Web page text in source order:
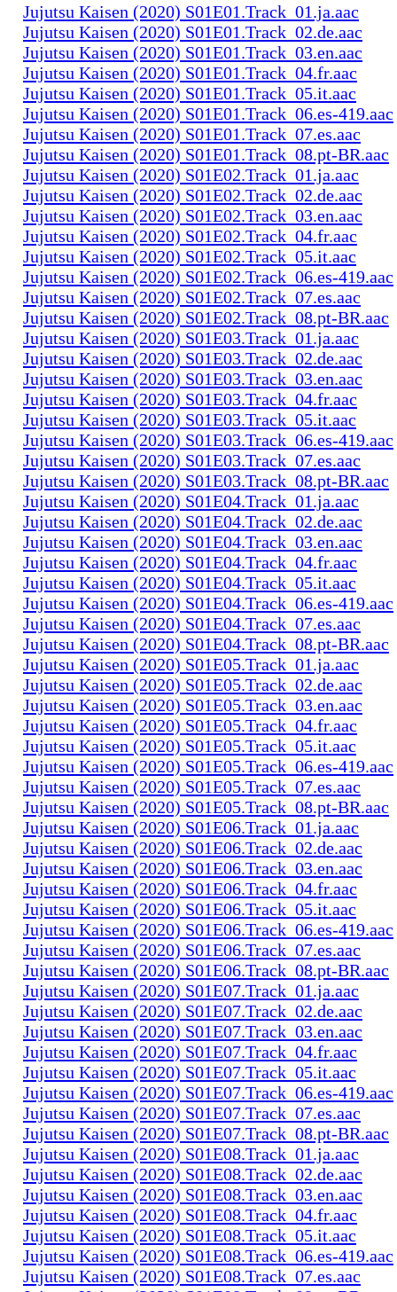
Jujutsu Kaisen (2020) S01E01.Track_01.ja.aac
Jujutsu Kaisen (2020) S01E01.Track_02.de.aac
Jujutsu Kaisen (2020) S01E01.Track_03.en.aac
Jujutsu Kaisen (2020) S01E01.Track_04.fr.aac
Jujutsu Kaisen (2020) S01E01.Track_05.it.aac
Jujutsu Kaisen (2020) S01E01.Track_06.es-419.aac
Jujutsu Kaisen (2020) S01E01.Track_07.es.aac
Jujutsu Kaisen (2020) S01E01.Track_08.pt-BR.aac
Jujutsu Kaisen (2020) S01E02.Track_01.ja.aac
Jujutsu Kaisen (2020) S01E02.Track_02.de.aac
Jujutsu Kaisen (2020) S01E02.Track_03.en.aac
Jujutsu Kaisen (2020) S01E02.Track_04.fr.aac
Jujutsu Kaisen (2020) S01E02.Track_05.it.aac
Jujutsu Kaisen (2020) S01E02.Track_06.es-419.aac
Jujutsu Kaisen (2020) S01E02.Track_07.es.aac
Jujutsu Kaisen (2020) S01E02.Track_08.pt-BR.aac
Jujutsu Kaisen (2020) S01E03.Track_01.ja.aac
Jujutsu Kaisen (2020) S01E03.Track_02.de.aac
Jujutsu Kaisen (2020) S01E03.Track_03.en.aac
Jujutsu Kaisen (2020) S01E03.Track_04.fr.aac
Jujutsu Kaisen (2020) S01E03.Track_05.it.aac
Jujutsu Kaisen (2020) S01E03.Track_06.es-419.aac
Jujutsu Kaisen (2020) S01E03.Track_07.es.aac
Jujutsu Kaisen (2020) S01E03.Track_08.pt-BR.aac
Jujutsu Kaisen (2020) S01E04.Track_01.ja.aac
Jujutsu Kaisen (2020) S01E04.Track_02.de.aac
Jujutsu Kaisen (2020) S01E04.Track_03.en.aac
Jujutsu Kaisen (2020) S01E04.Track_04.fr.aac
Jujutsu Kaisen (2020) S01E04.Track_05.it.aac
Jujutsu Kaisen (2020) S01E04.Track_06.es-419.aac
Jujutsu Kaisen (2020) S01E04.Track_07.es.aac
Jujutsu Kaisen (2020) S01E04.Track_08.pt-BR.aac
Jujutsu Kaisen (2020) S01E05.Track_01.ja.aac
Jujutsu Kaisen (2020) S01E05.Track_02.de.aac
Jujutsu Kaisen (2020) S01E05.Track_03.en.aac
Jujutsu Kaisen (2020) S01E05.Track_04.fr.aac
Jujutsu Kaisen (2020) S01E05.Track_05.it.aac
Jujutsu Kaisen (2020) S01E05.Track_06.es-419.aac
Jujutsu Kaisen (2020) S01E05.Track_07.es.aac
Jujutsu Kaisen (2020) S01E05.Track_08.pt-BR.aac
Jujutsu Kaisen (2020) S01E06.Track_01.ja.aac
Jujutsu Kaisen (2020) S01E06.Track_02.de.aac
Jujutsu Kaisen (2020) S01E06.Track_03.en.aac
Jujutsu Kaisen (2020) S01E06.Track_04.fr.aac
Jujutsu Kaisen (2020) S01E06.Track_05.it.aac
Jujutsu Kaisen (2020) S01E06.Track_06.es-419.aac
Jujutsu Kaisen (2020) S01E06.Track_07.es.aac
Jujutsu Kaisen (2020) S01E06.Track_08.pt-BR.aac
Jujutsu Kaisen (2020) S01E07.Track_01.ja.aac
Jujutsu Kaisen (2020) S01E07.Track_02.de.aac
Jujutsu Kaisen (2020) S01E07.Track_03.en.aac
Jujutsu Kaisen (2020) S01E07.Track_04.fr.aac
Jujutsu Kaisen (2020) S01E07.Track_05.it.aac
Jujutsu Kaisen (2020) S01E07.Track_06.es-419.aac
Jujutsu Kaisen (2020) S01E07.Track_07.es.aac
Jujutsu Kaisen (2020) S01E07.Track_08.pt-BR.aac
Jujutsu Kaisen (2020) S01E08.Track_01.ja.aac
Jujutsu Kaisen (2020) S01E08.Track_02.de.aac
Jujutsu Kaisen (2020) S01E08.Track_03.en.aac
Jujutsu Kaisen (2020) S01E08.Track_04.fr.aac
Jujutsu Kaisen (2020) S01E08.Track_05.it.aac
Jujutsu Kaisen (2020) S01E08.Track_06.es-419.aac
Jujutsu Kaisen (2020) S01E08.Track_07.es.aac